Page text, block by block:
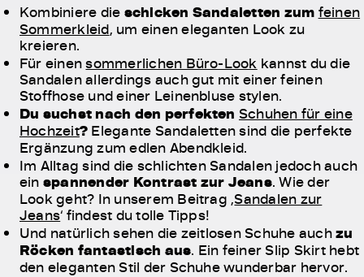
Kombiniere die schicken Sandaletten zum feinen
Sommerkleid, um einen eleganten Look zu
kreieren.
Für einensommerlichen Büro-Look kannst du die
Sandalen allerdings auch gut mit einer feinen
Stoffhose und einer Leinenbluse stylen.
Du suchst nach den perfekten Schuhen für eine
Hochzeit? Elegante Sandaletten sind die perfekte
Ergänzung zum edlen Abendkleid.
Im Alltag sind die schlichten Sandalen jedoch auch
ein spannender Kontrast zur Jeans. Wie der
Look geht? In unserem Beitrag ,Sandalen zur
Jeans‘ findest du tolle Tipps!
Und natürlich sehen die zeitlosen Schuhe auchzu
Röcken fantastisch aus. Ein feiner Slip Skirt hebt
den eleganten Stil der Schuhe wunderbar hervor.